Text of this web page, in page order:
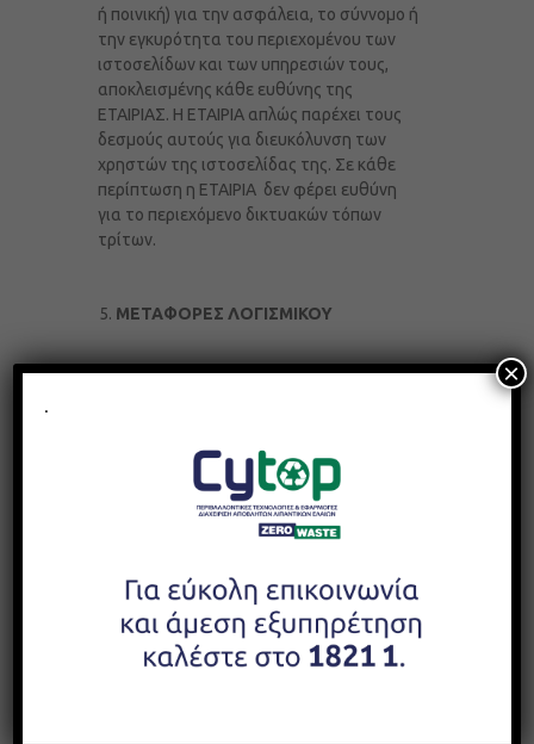
ή ποινική) για την ασφάλεια, το σύννομο ή
την εγκυρότητα του περιεχομένου των
ιστοσελίδων και των υπηρεσιών τους,
αποκλεισμένης κάθε ευθύνης της
ΕΤΑΙΡΙΑΣ. Η ΕΤΑΙΡΙΑ απλώς παρέχει τους
δεσμούς αυτούς για διευκόλυνση των
χρηστών της ιστοσελίδας της. Σε κάθε
περίπτωση η ΕΤΑΙΡΙΑ δεν φέρει ευθύνη
για το περιεχόμενο δικτυακών τόπων
τρίτων.
ΜΕΤΑΦΟΡΕΣ ΛΟΓΙΣΜΙΚΟΥ
H χρήση του λογισμικού που
στην κρίση και αξιολόγηση των πιθανών
κινδύνων από τον χρήστη, ο οποίος θα
πρέπει να διασφαλίσει ότι τηρούνται οι
όροι, προϋποθέσεις και σημειώσεις
«φορτώνει» (download) από αυτή την
ιστοσελίδα στον προσωπικό του
υπολογιστή, καθώς και ότι το ως άνω
λογισμικό είναι συμβατό με τον
υπολογιστή και δεν περιέχει ιούς.
.
×